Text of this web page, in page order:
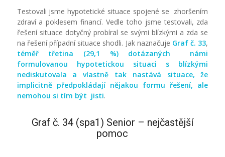
Testovali jsme hypotetické situace spojené se zhoršením
zdraví a poklesem financí. Vedle toho jsme testovali, zda
řešení situace dotyčný probíral se svými blízkými a zda se
na řešení případní situace shodli. Jak naznačuje Graf č. 33,
téměř třetina (29,1 %) dotázaných námi
formulovanou hypotetickou situaci s blízkými
nediskutovala a vlastně tak nastává situace, že
implicitně předpokládají nějakou formu řešení, ale
nemohou si tím být jisti.
Graf č. 34 (spa1) Senior – nejčastější
pomoc